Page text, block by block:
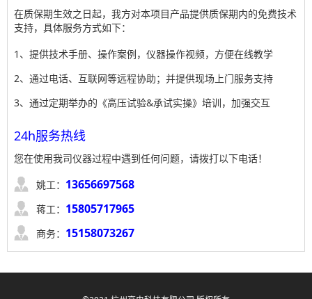
在质保期生效之日起，我方对本项目产品提供质保期内的免费技术
支持，具体服务方式如下：
1、提供技术手册、操作案例，仪器操作视频，方便在线教学
2、通过电话、互联网等远程协助；并提供现场上门服务支持
3、通过定期举办的《高压试验&承试实操》培训，加强交互
24h服务热线
您在使用我司仪器过程中遇到任何问题，请拨打以下电话！
 姚工： 13656697568

蒋工： 15805717965

商务： 15158073267